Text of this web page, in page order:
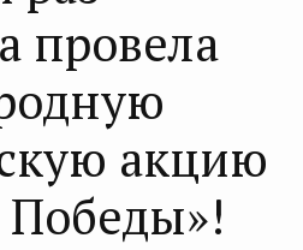
провела
акцию